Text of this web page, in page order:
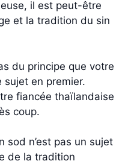
il est peut-être
et la tradition du sin
du principe que votre
en premier.
fiancée thaïlandaise
coup.
sod n’est pas un sujet
de la tradition